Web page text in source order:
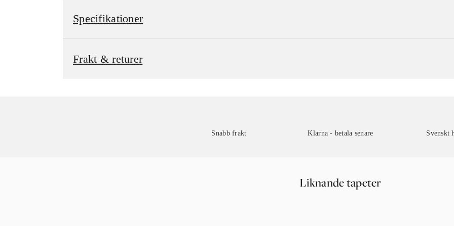
Specifikationer
Frakt & returer
Snabb frakt Klarna - betala senare Svenskt
Liknande tapeter